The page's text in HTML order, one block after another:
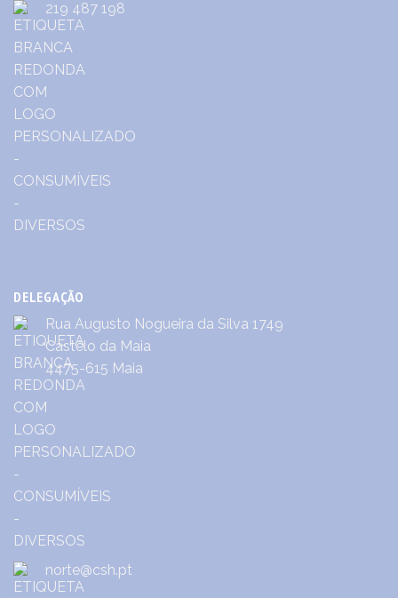
219 487 198
DELEGAÇÃO
Rua Augusto Nogueira da Silva 1749
Castêlo da Maia
4475-615 Maia
norte@csh.pt